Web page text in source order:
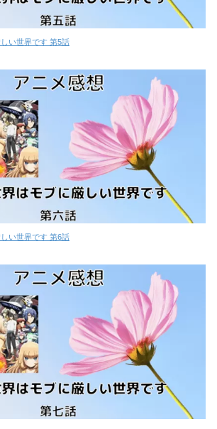
い世界です 第5話
い世界です 第6話